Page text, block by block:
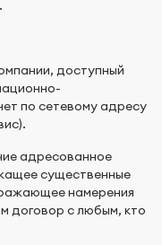
доступный
по сетевому адресу
адресованное
существенные
намерения
договор с любым, кто